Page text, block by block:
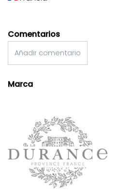
Comentarios
Añadir comentario
Marca